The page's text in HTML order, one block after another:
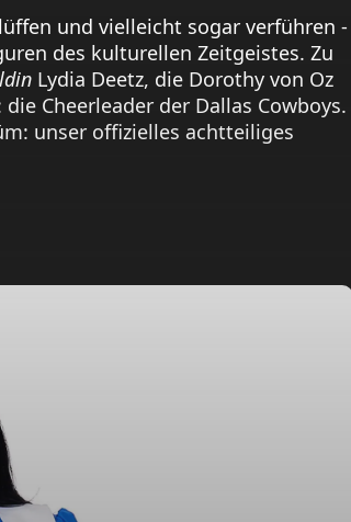
und vielleicht sogar verführen -
des kulturellen Zeitgeistes. Zu
Lydia Deetz, die Dorothy von Oz
Cheerleader der Dallas Cowboys.
unser offizielles achtteiliges